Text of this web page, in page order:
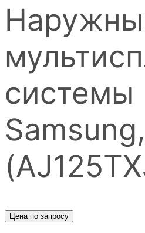
системы
Цена по запросу